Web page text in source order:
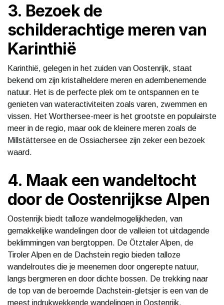
3. Bezoek de
schilderachtige meren van
Karinthië
Karinthië, gelegen in het zuiden van Oostenrijk, staat
bekend om zijn kristalheldere meren en adembenemende
natuur. Het is de perfecte plek om te ontspannen en te
genieten van wateractiviteiten zoals varen, zwemmen en
vissen. Het Worthersee-meer is het grootste en populairste
meer in de regio, maar ook de kleinere meren zoals de
Millstättersee en de Ossiachersee zijn zeker een bezoek
waard.
4. Maak een wandeltocht
door de Oostenrijkse Alpen
Oostenrijk biedt talloze wandelmogelijkheden, van
gemakkelijke wandelingen door de valleien tot uitdagende
beklimmingen van bergtoppen. De Ötztaler Alpen, de
Tiroler Alpen en de Dachstein regio bieden talloze
wandelroutes die je meenemen door ongerepte natuur,
langs bergmeren en door dichte bossen. De trekking naar
de top van de beroemde Dachstein-gletsjer is een van de
meest indrukwekkende wandelingen in Oostenrijk.